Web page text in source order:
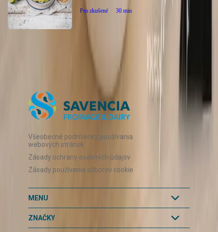
Pro zkušené 30 min
Všeobecné podmienky používania
webových stránok
Zásady ochrany osobných údajov
Zásady používania súborov cookie
MENU
ZNAČKY